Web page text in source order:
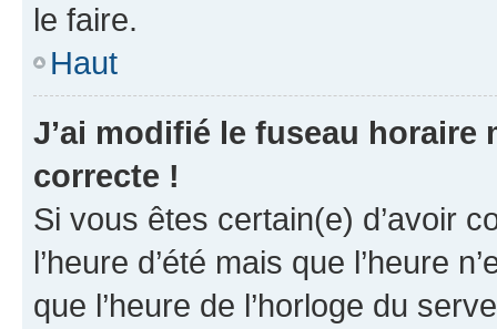
le faire.
Haut
J’ai modifié le fuseau horaire
correcte !
Si vous êtes certain(e) d’avoir
l’heure d’été mais que l’heure
que l’heure de l’horloge du